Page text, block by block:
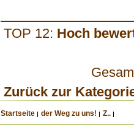
TOP 12: Hoch
Zurück zur
Startseite der Weg zu uns! Z..